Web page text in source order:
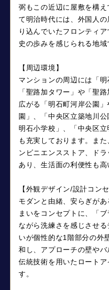
弼もこの近辺に屋敷を構
て明治時代には、外国人
り込んでいたフロンティ
史の歩みを感じられる地域
【周辺環境】
マンションの周辺には「
「聖路加タワー」や「聖
広がる「明石町河岸公園
園」、「中央区立築地川
明石小学校」、「中央区
も充実しております。ま
ンビニエンスストア、ド
あり、生活面の利便性も高
【外観デザイン/設計コンセ
モダンと由緒、安らぎが
まいをコンセプトに、「
ながら洗練さを感じさせ
いが個性的な1階部分の外
和し、アプローチの壁や
伝統技術を用いたロート
す。